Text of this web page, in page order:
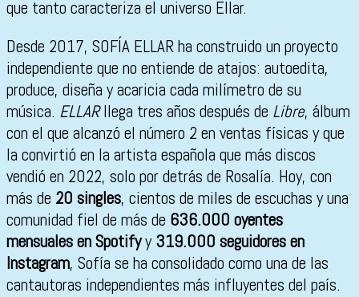
que tanto caracteriza el universo Ellar.
Desde 2017, SOFÍA ELLAR ha construido un proyecto
independiente que no entiende de atajos: autoedita,
produce, diseña y acaricia cada milímetro de su
música. ELLARllega tres años después de Libre, álbum
con el que alcanzó el número 2 en ventas físicas y que
la convirtió en la artista española que más discos
vendió en 2022, solo por detrás de Rosalía. Hoy, con
más de 20 singles, cientos de miles de escuchas y una
comunidad fiel de más de 636.000 oyentes
mensuales en Spotifyy319.000 seguidores en
Instagram, Sofía se ha consolidado como una de las
cantautoras independientes más influyentes del país.